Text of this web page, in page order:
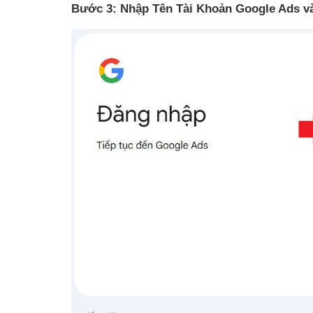
Bước 3: Nhập Tên Tài Khoản Google Ads